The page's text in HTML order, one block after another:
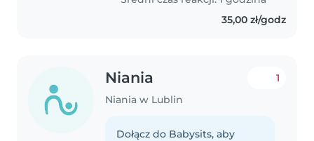
35,00 zł/godz
Niania
Niania w Lublin
1
Dołącz do Babysits, aby